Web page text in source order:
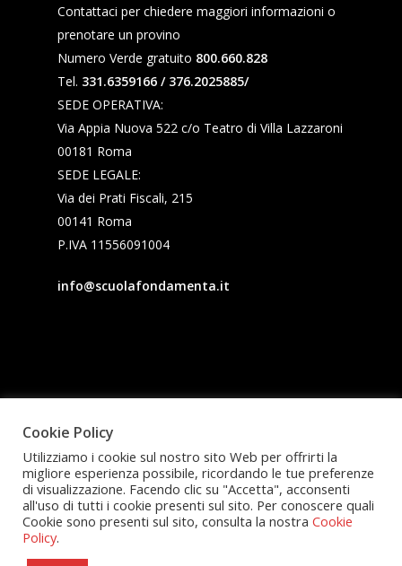
Contattaci per chiedere maggiori informazioni o
prenotare un provino
Numero Verde gratuito 800.660.828
Tel. 331.6359166 / 376.2025885/
SEDE OPERATIVA:
Via Appia Nuova 522 c/o Teatro di Villa Lazzaroni
00181 Roma
SEDE LEGALE:
Via dei Prati Fiscali, 215
00141 Roma
P.IVA 11556091004
info@scuolafondamenta.it
© 2026 Fondamenta.
Cookie Policy
Utilizziamo i cookie sul nostro sito Web per offrirti la
migliore esperienza possibile, ricordando le tue preferenze
di visualizzazione. Facendo clic su "Accetta", acconsenti
all'uso di tutti i cookie presenti sul sito. Per conoscere quali
Cookie sono presenti sul sito, consulta la nostra Cookie
Policy.